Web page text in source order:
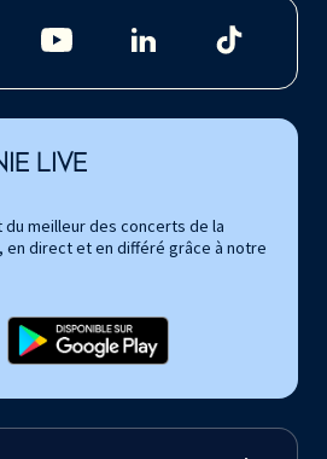
LIVE
meilleur des concerts de la
en direct et en différé grâce à notre